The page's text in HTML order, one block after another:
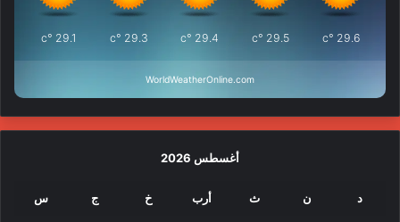
29.1
°c 29.3
°c 29.4
°c 29.5
°c 29.6
°c
WorldWeatherOnline.com
أغسطس 2026
د ن ث أرب خ ج س